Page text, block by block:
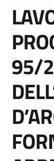
English
site
Seguici
su
95/